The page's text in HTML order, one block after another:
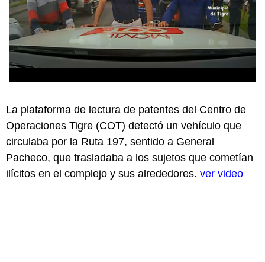
La plataforma de lectura de patentes del Centro de
Operaciones Tigre (COT) detectó un vehículo que
circulaba por la Ruta 197, sentido a General
Pacheco, que trasladaba a los sujetos que cometían
ilícitos en el complejo y sus alrededores. ver video